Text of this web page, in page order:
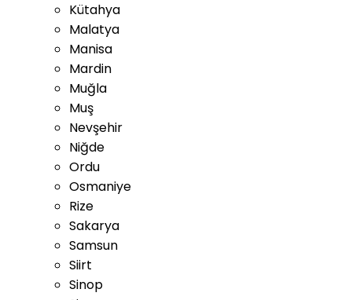
Kütahya
Malatya
Manisa
Mardin
Muğla
Muş
Nevşehir
Niğde
Ordu
Osmaniye
Rize
Sakarya
Samsun
Siirt
Sinop